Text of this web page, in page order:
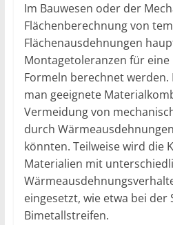
Im Bauwesen oder der
Flächenberechnung von
Flächenausdehnungen
Montagetoleranzen für
Formeln berechnet werden.
man geeignete
Vermeidung von
durch
könnten. Teilweise wird die
Materialien mit
eingesetzt, wie etwa bei der
Bimetallstreifen.